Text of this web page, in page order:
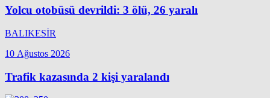
Yolcu otobüsü devrildi: 3 ölü, 26 yaralı
BALIKESİR
10 Ağustos 2026
Trafik kazasında 2 kişi yaralandı